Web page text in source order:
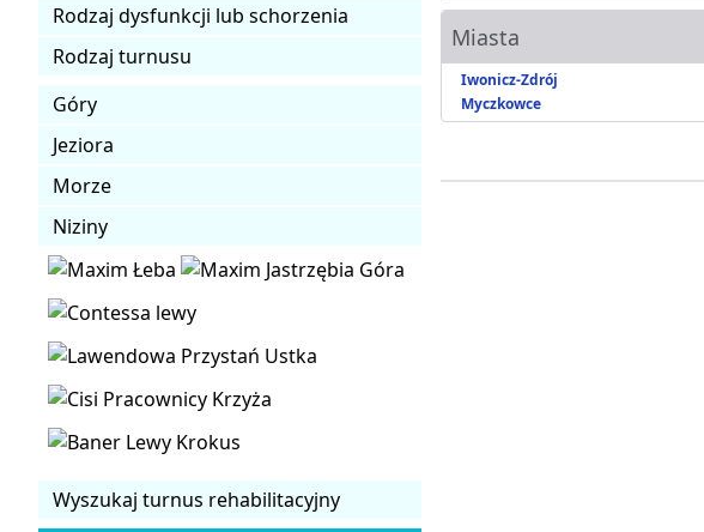
Rodzaj dysfunkcji lub schorzenia
Rodzaj turnusu
Góry
Jeziora
Morze
Niziny
Wyszukaj turnus rehabilitacyjny
Miasta
Iwonicz-Zdrój
Myczkowce